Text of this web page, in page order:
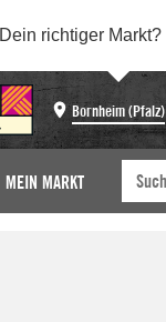
Dein richtiger Markt?
Bornheim (Pfalz)
MEIN MARKT